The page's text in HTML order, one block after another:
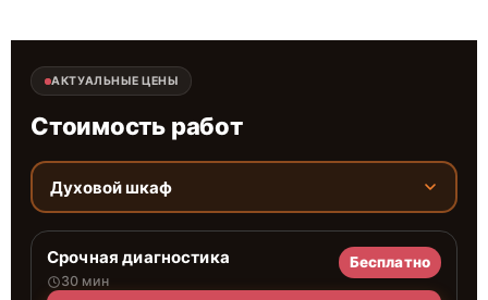
АКТУАЛЬНЫЕ ЦЕНЫ
Стоимость работ
Духовой шкаф
Срочная диагностика
30 мин
Бесплатно